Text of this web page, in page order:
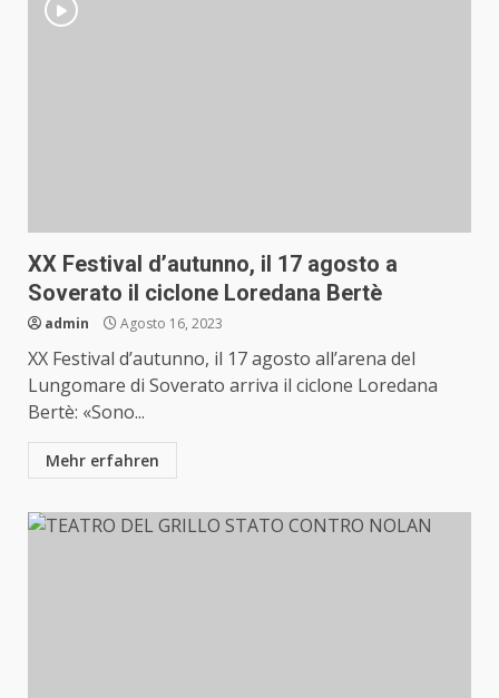
XX Festival d’autunno, il 17 agosto a
Soverato il ciclone Loredana Bertè
admin Agosto 16, 2023
XX Festival d’autunno, il 17 agosto all’arena del
Lungomare di Soverato arriva il ciclone Loredana
Bertè: «Sono...
Mehr erfahren